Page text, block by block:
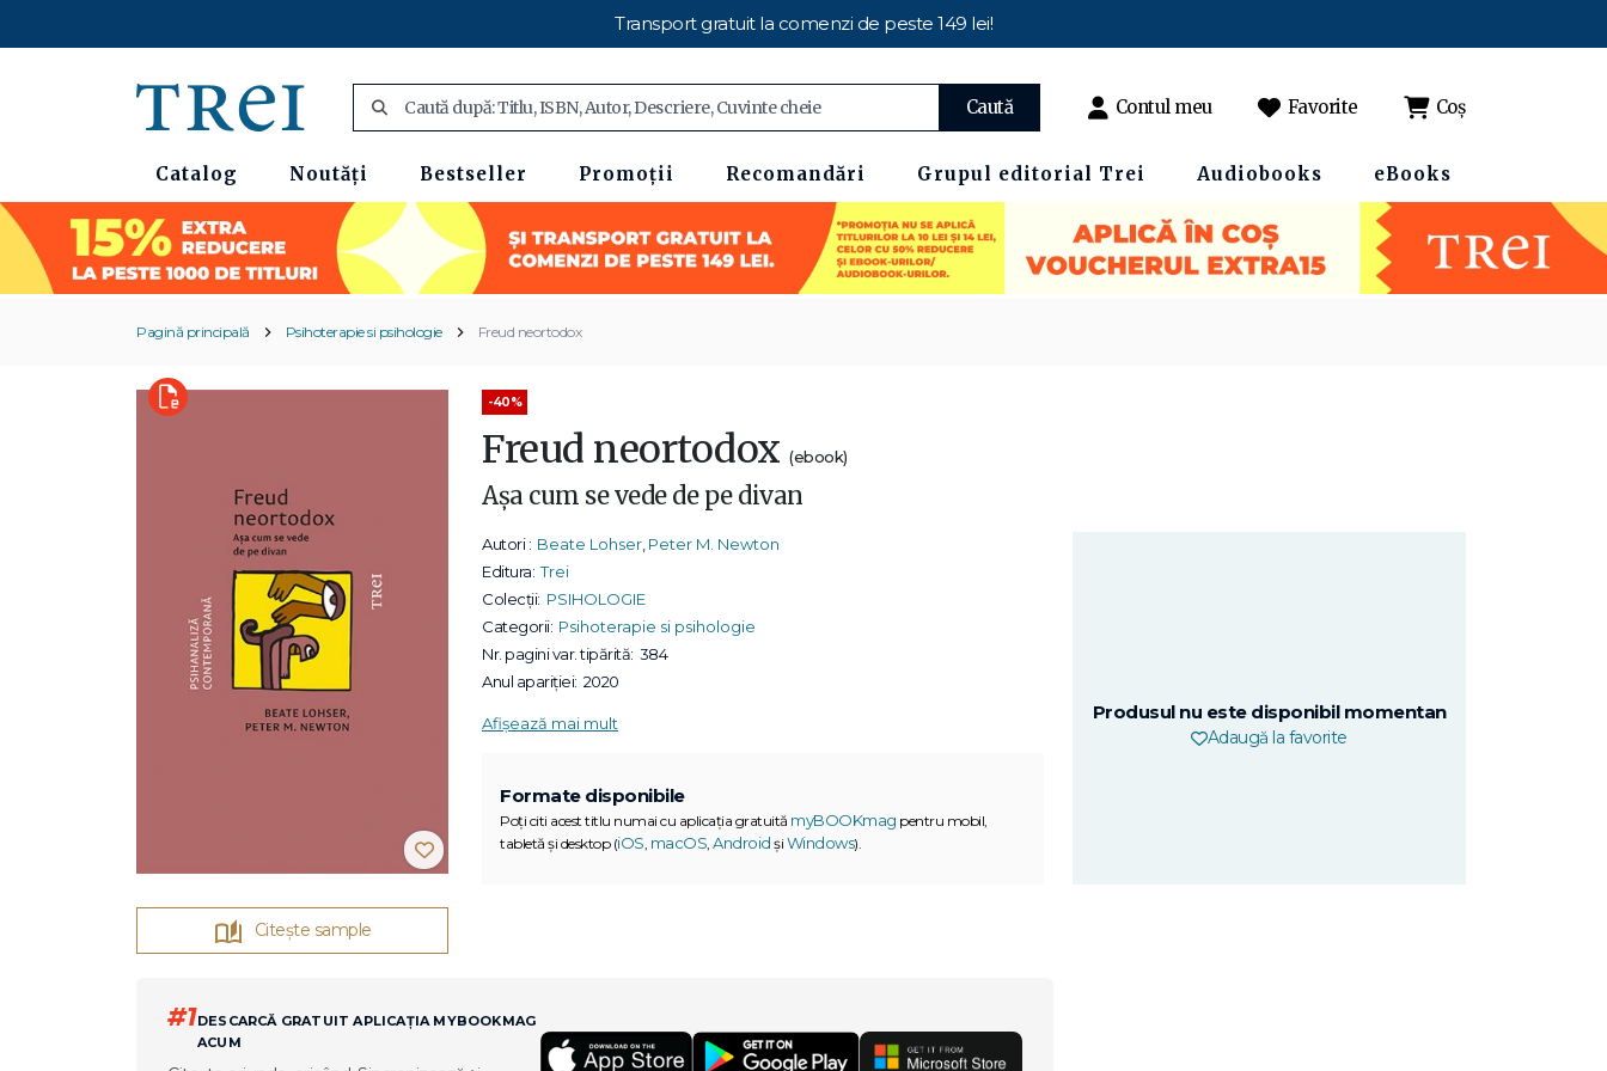
Transport gratuit la comenzi de peste 149 lei!
Caută Contul meu Favorite Coș
Catalog Noutăți Bestseller Promoții Recomandări Grupul editorial Trei Audiobooks eBooks
Pagină principală Psihoterapie si psihologie Freud neortodox
Citește sample
-40%
Freud neortodox (ebook)
Așa cum se vede de pe divan
Autori : Beate Lohser Peter M. Newton
Editura: Trei
Colecții: PSIHOLOGIE
Categorii: Psihoterapie si psihologie
Nr. pagini var. tipărită: 384
Anul apariției: 2020
Afișează mai mult
Formate disponibile
Poți citi acest titlu numai cu aplicația gratuită myBOOKmag pentru mobil,
tabletă și desktop (iOS, macOS, Android și Windows).
Produsul nu este disponibil momentan
Adaugă la favorite
#1DESCARCĂ GRATUIT APLICAȚIA MYBOOKMAG
ACUM